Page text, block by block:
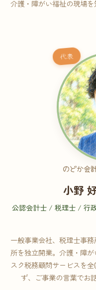
介護・障がい福祉の現場
代表
のどか会
小野
公認会計士 / 税理士 / 行
一般事業会社、税理士事
所を独立開業。介護・障
スク税務顧問サービスを
ず、ご事業の言葉でお